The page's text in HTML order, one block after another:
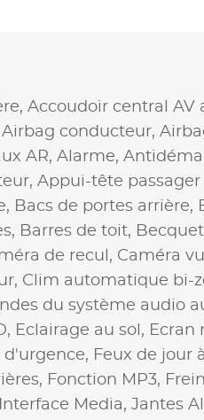
Accoudoir central AV
Airbag conducteur,
AR, Alarme,
Appui-tête
Bacs de portes arrière,
Barres de toit,
de recul, Caméra
Clim automatique bi-
du système audio
Eclairage au sol, Ecran
d'urgence, Feux de jour
Fonction MP3,
Interface Media, Jantes